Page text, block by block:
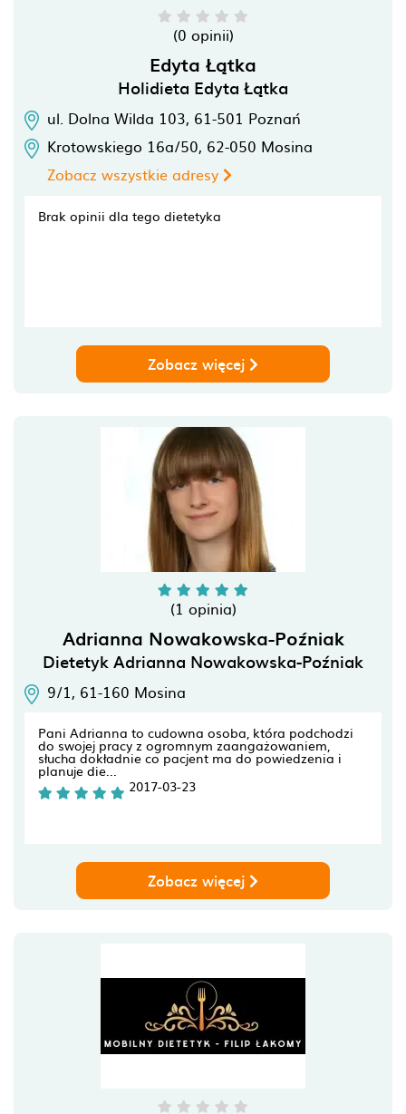
(0 opinii)
Edyta Łątka
Holidieta Edyta Łątka
ul. Dolna Wilda 103, 61-501 Poznań
Krotowskiego 16a/50, 62-050 Mosina
Zobacz wszystkie adresy
Brak opinii dla tego dietetyka
Zobacz więcej
(1 opinia)
Adrianna Nowakowska-Poźniak
Dietetyk Adrianna Nowakowska-Poźniak
9/1, 61-160 Mosina
Pani Adrianna to cudowna osoba, która podchodzi
do swojej pracy z ogromnym zaangażowaniem,
słucha dokładnie co pacjent ma do powiedzenia i
planuje die...
2017-03-23
Zobacz więcej